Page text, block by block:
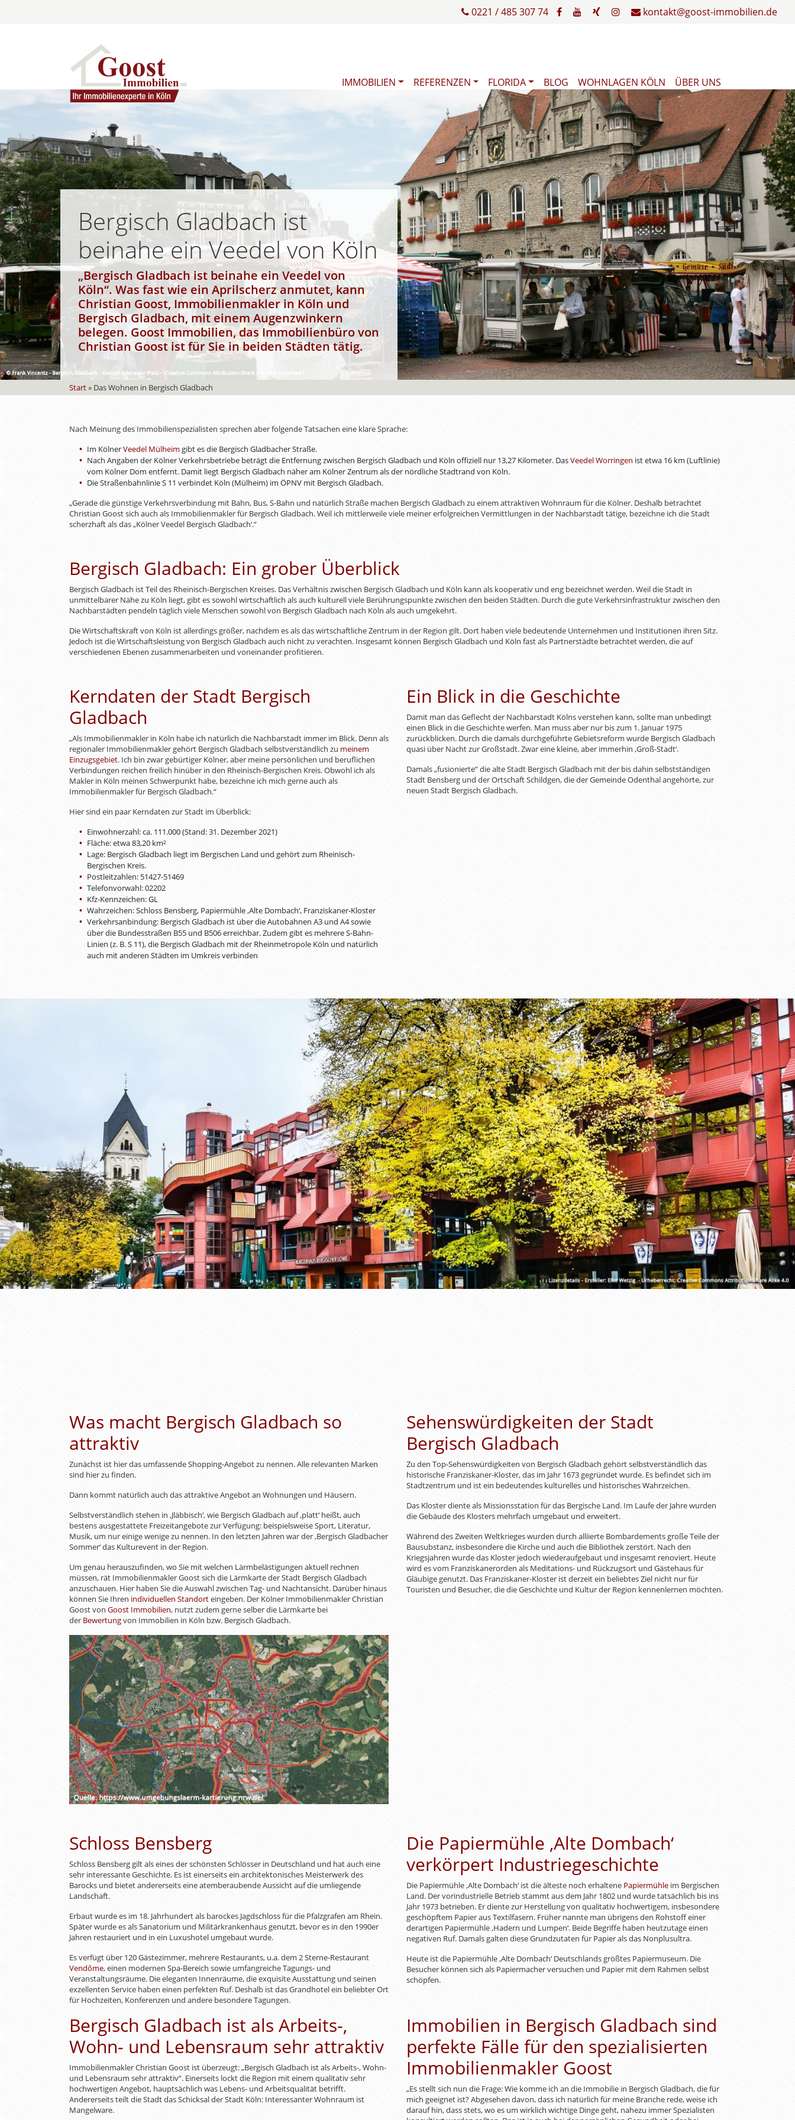
0221 / 485 307 74 kontakt@goost-immobilien.de
IMMOBILIEN REFERENZEN FLORIDA BLOG WOHNLAGEN KÖLN ÜBER UNS
Start» Das Wohnen in Bergisch Gladbach
Bergisch Gladbach ist
beinahe ein Veedel von Köln
„Bergisch Gladbach ist beinahe ein Veedel von
Köln“. Was fast wie ein Aprilscherz anmutet, kann
Christian Goost, Immobilienmakler in Köln und
Bergisch Gladbach, mit einem Augenzwinkern
belegen. Goost Immobilien, das Immobilienbüro von
Christian Goost ist für Sie inbeiden Städtentätig.
Nach Meinung des Immobilienspezialisten sprechen aber folgende Tatsachen eine klare Sprache:
Im KölnerVeedel Mülheim gibt es die Bergisch Gladbacher Straße.
Nach Angaben der Kölner Verkehrsbetriebe beträgt die Entfernung zwischen Bergisch Gladbach und Köln offiziell nur 13,27 Kilometer. DasVeedel Worringen ist etwa 16 km (Luftlinie)
vom Kölner Dom entfernt. Damit liegt Bergisch Gladbach näher am Kölner Zentrum als der nördliche Stadtrand von Köln.
Die Straßenbahnlinie S 11 verbindet Köln (Mülheim) im ÖPNV mit Bergisch Gladbach.
„Gerade die günstige Verkehrsverbindung mit Bahn, Bus, S-Bahn und natürlich Straße machen Bergisch Gladbach zu einem attraktiven Wohnraum für die Kölner. Deshalb betrachtet
Christian Goost sich auch als Immobilienmakler für Bergisch Gladbach. Weil ich mittlerweile viele meiner erfolgreichen Vermittlungen in der Nachbarstadt tätige, bezeichne ich die Stadt
scherzhaft als das „Kölner Veedel Bergisch Gladbach‘.“
Bergisch Gladbach: Ein grober Überblick
Bergisch Gladbach ist Teil des Rheinisch-Bergischen Kreises. Das Verhältnis zwischen Bergisch Gladbach und Köln kann als kooperativ und eng bezeichnet werden. Weil die Stadt in
unmittelbarer Nähe zu Köln liegt, gibt es sowohl wirtschaftlich als auch kulturell viele Berührungspunkte zwischen den beiden Städten. Durch die gute Verkehrsinfrastruktur zwischen den
Nachbarstädten pendeln täglich viele Menschen sowohl von Bergisch Gladbach nach Köln als auch umgekehrt.
Die Wirtschaftskraft von Köln ist allerdings größer, nachdem es als das wirtschaftliche Zentrum in der Region gilt. Dort haben viele bedeutende Unternehmen und Institutionen ihren Sitz.
Jedoch ist die Wirtschaftsleistung von Bergisch Gladbach auch nicht zu verachten. Insgesamt können Bergisch Gladbach und Köln fast als Partnerstädte betrachtet werden, die auf
verschiedenen Ebenen zusammenarbeiten und voneinander profitieren.
Kerndaten der Stadt Bergisch
Gladbach
„Als Immobilienmakler in Köln habe ich natürlich die Nachbarstadt immer im Blick. Denn als
regionaler Immobilienmakler gehört Bergisch Gladbach selbstverständlich zu meinem
Einzugsgebiet. Ich bin zwar gebürtiger Kölner, aber meine persönlichen und beruflichen
Verbindungen reichen freilich hinüber in den Rheinisch-Bergischen Kreis. Obwohl ich als
Makler in Köln meinen Schwerpunkt habe, bezeichne ich mich gerne auch als
Immobilienmakler für Bergisch Gladbach.“
Hier sind ein paar Kerndaten zur Stadt im Überblick:
Einwohnerzahl: ca. 111.000 (Stand: 31. Dezember 2021)
Fläche: etwa 83,20 km²
Lage: Bergisch Gladbach liegt im Bergischen Land und gehört zum Rheinisch-
Bergischen Kreis.
Postleitzahlen: 51427-51469
Telefonvorwahl: 02202
Kfz-Kennzeichen: GL
Wahrzeichen: Schloss Bensberg, Papiermühle ‚Alte Dombach‘, Franziskaner-Kloster
Verkehrsanbindung: Bergisch Gladbach ist über die Autobahnen A3 und A4 sowie
über die Bundesstraßen B55 und B506 erreichbar. Zudem gibt es mehrere S-Bahn-
Linien (z. B. S 11), die Bergisch Gladbach mit der Rheinmetropole Köln und natürlich
auch mit anderen Städten im Umkreis verbinden
Ein Blick in die Geschichte
Damit man das Geflecht der Nachbarstadt Kölns verstehen kann, sollte man unbedingt
einen Blick in die Geschichte werfen. Man muss aber nur bis zum 1. Januar 1975
zurückblicken. Durch die damals durchgeführte Gebietsreform wurde Bergisch Gladbach
quasi über Nacht zur Großstadt. Zwar eine kleine, aber immerhin ‚Groß-Stadt‘.
Damals „fusionierte“ die alte Stadt Bergisch Gladbach mit der bis dahin selbstständigen
Stadt Bensberg und der Ortschaft Schildgen, die der Gemeinde Odenthal angehörte, zur
neuen Stadt Bergisch Gladbach.
Was macht Bergisch Gladbach so
attraktiv
Zunächst ist hier das umfassende Shopping-Angebot zu nennen. Alle relevanten Marken
sind hier zu finden.
Dann kommt natürlich auch das attraktive Angebot an Wohnungen und Häusern.
Selbstverständlich stehen in ‚Jläbbisch‘, wie Bergisch Gladbach auf ‚platt‘ heißt, auch
bestens ausgestattete Freizeitangebote zur Verfügung: beispielsweise Sport, Literatur,
Musik, um nur einige wenige zu nennen. In den letzten Jahren war der ‚Bergisch Gladbacher
Sommer‘ das Kulturevent in der Region.
Um genau herauszufinden, wo Sie mit welchen Lärmbelästigungen aktuell rechnen
müssen, rät Immobilienmakler Goost sich die Lärmkarte der Stadt Bergisch Gladbach
anzuschauen. Hier haben Sie die Auswahl zwischen Tag- und Nachtansicht. Darüber hinaus
können Sie Ihren individuellen Standorteingeben. Der Kölner Immobilienmakler Christian
Goost von Goost Immobilien, nutzt zudem gerne selber die Lärmkarte bei
der Bewertungvon Immobilien in Köln bzw. Bergisch Gladbach.
Sehenswürdigkeiten der Stadt
Bergisch Gladbach
Zu den Top-Sehenswürdigkeiten von Bergisch Gladbach gehört selbstverständlich das
historische Franziskaner-Kloster, das im Jahr 1673 gegründet wurde. Es befindet sich im
Stadtzentrum und ist ein bedeutendes kulturelles und historisches Wahrzeichen.
Das Kloster diente als Missionsstation für das Bergische Land. Im Laufe der Jahre wurden
die Gebäude des Klosters mehrfach umgebaut und erweitert.
Während des Zweiten Weltkrieges wurden durch alliierte Bombardements große Teile der
Bausubstanz, insbesondere die Kirche und auch die Bibliothek zerstört. Nach den
Kriegsjahren wurde das Kloster jedoch wiederaufgebaut und insgesamt renoviert. Heute
wird es vom Franziskanerorden als Meditations- und Rückzugsort und Gästehaus für
Gläubige genutzt. Das Franziskaner-Kloster ist derzeit ein beliebtes Ziel nicht nur für
Touristen und Besucher, die die Geschichte und Kultur der Region kennenlernen möchten.
Schloss Bensberg
Schloss Bensberg gilt als eines der schönsten Schlösser in Deutschland und hat auch eine
sehr interessante Geschichte. Es ist einerseits ein architektonisches Meisterwerk des
Barocks und bietet andererseits eine atemberaubende Aussicht auf die umliegende
Landschaft.
Erbaut wurde es im 18. Jahrhundert als barockes Jagdschloss für die Pfalzgrafen am Rhein.
Später wurde es als Sanatorium und Militärkrankenhaus genutzt, bevor es in den 1990er
Jahren restauriert und in ein Luxushotel umgebaut wurde.
Es verfügt über 120 Gästezimmer, mehrere Restaurants, u.a. dem 2 Sterne-Restaurant
Vendôme, einen modernen Spa-Bereich sowie umfangreiche Tagungs- und
Veranstaltungsräume. Die eleganten Innenräume, die exquisite Ausstattung und seinen
exzellenten Service haben einen perfekten Ruf. Deshalb ist das Grandhotel ein beliebter Ort
für Hochzeiten, Konferenzen und andere besondere Tagungen.
Die Papiermühle ‚Alte Dombach‘
verkörpert Industriegeschichte
Die Papiermühle ‚Alte Dombach‘ ist die älteste noch erhaltene Papiermühle im Bergischen
Land. Der vorindustrielle Betrieb stammt aus dem Jahr 1802 und wurde tatsächlich bis ins
Jahr 1973 betrieben. Er diente zur Herstellung von qualitativ hochwertigem, insbesondere
geschöpftem Papier aus Textilfasern. Früher nannte man übrigens den Rohstoff einer
derartigen Papiermühle ‚Hadern und Lumpen‘. Beide Begriffe haben heutzutage einen
negativen Ruf. Damals galten diese Grundzutaten für Papier als das Nonplusultra.
Heute ist die Papiermühle ‚Alte Dombach‘ Deutschlands größtes Papiermuseum. Die
Besucher können sich als Papiermacher versuchen und Papier mit dem Rahmen selbst
schöpfen.
Bergisch Gladbach ist als Arbeits-,
Wohn- und Lebensraum sehr attraktiv
Immobilienmakler Christian Goost ist überzeugt: „Bergisch Gladbach ist als Arbeits-, Wohn-
und Lebensraum sehr attraktiv“. Einerseits lockt die Region mit einem qualitativ sehr
hochwertigen Angebot, hauptsächlich was Lebens- und Arbeitsqualität betrifft.
Andererseits teilt die Stadt das Schicksal der Stadt Köln: Interessanter Wohnraum ist
Mangelware.
Immobilien in Bergisch Gladbach sind
perfekte Fälle für den spezialisierten
Immobilienmakler Goost
„Es stellt sich nun die Frage: Wie komme ich an die Immobilie in Bergisch Gladbach, die für
mich geeignet ist? Abgesehen davon, dass ich natürlich für meine Branche rede, weise ich
darauf hin, dass stets, wo es um wirklich wichtige Dinge geht, nahezu immer Spezialisten